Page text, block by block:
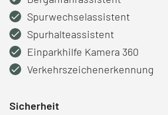
Spurwechselassistent
Spurhalteassistent
Einparkhilfe Kamera 360
Verkehrszeichenerkennung
Sicherheit